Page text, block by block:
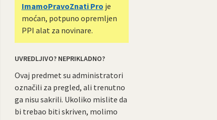
ImamoPravoZnati Pro je
moćan, potpuno opremljen
PPI alat za novinare.
UVREDLJIVO? NEPRIKLADNO?
Ovaj predmet su administratori
označili za pregled, ali trenutno
ga nisu sakrili. Ukoliko mislite da
bi trebao biti skriven, molimo